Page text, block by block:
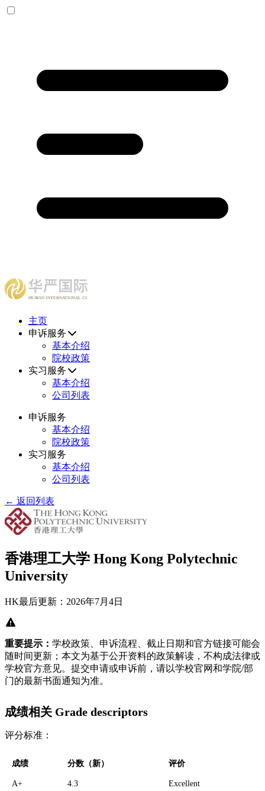
HUAYAN INTERNATIONAL CONSULTING CENTER
主页
申诉服务
基本介绍
院校政策
实习服务
基本介绍
公司列表
申诉服务
基本介绍
院校政策
实习服务
基本介绍
公司列表
← 返回列表
香港理工大学 Hong Kong Polytechnic
University
HK最后更新：2026年7月4日
重要提示： 学校政策、申诉流程、截止日期和官方链接可能会
随时间更新；本文为基于公开资料的政策解读，不构成法律或
学校官方意见。提交申请或申诉前，请以学校官网和学院/部
门的最新书面通知为准。
成绩相关 Grade descriptors
评分标准：
成绩 分数（新） 评价
A+ 4.3 Excellent